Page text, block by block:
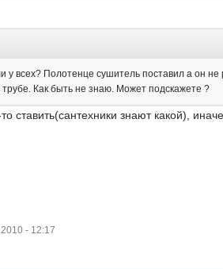
всех? Полотенце сушитель поставил а он
трубе. Как быть не знаю. Может подскажете ?
ставить(сантехники знают какой),
- 12:17